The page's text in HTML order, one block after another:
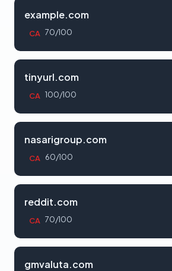
example.com
CA 70/100
tinyurl.com
CA 100/100
nasarigroup.com
CA 60/100
reddit.com
CA 70/100
gmvaluta.com